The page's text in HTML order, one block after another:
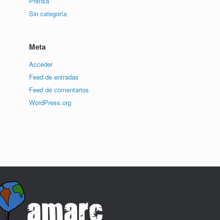
Sin categoría
Meta
Acceder
Feed de entradas
Feed de comentarios
WordPress.org